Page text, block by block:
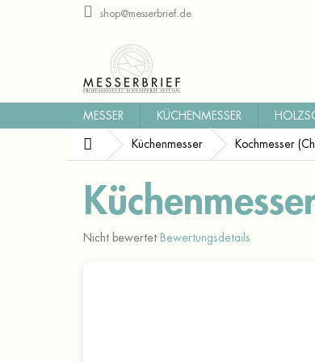
shop@messerbrief.de
MESSER KÜCHENMESSER
StartseiteKüchenmesser Kochmesser
Die
Nicht bewertet Bewertungsdetails